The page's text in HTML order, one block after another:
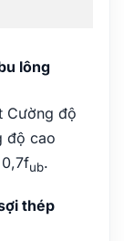
lông
Cường độ
độ cao
ub.
thép